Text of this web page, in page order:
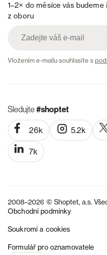
1–2× do měsíce vás
z oboru
Vložením e-mailu souhlasíte s
Sledujte#shoptet
26k 5.2k
7k
2008–2026 © Shoptet, a.s.
Obchodní podmínky
Soukromí a cookies
Formulář pro oznamovatele